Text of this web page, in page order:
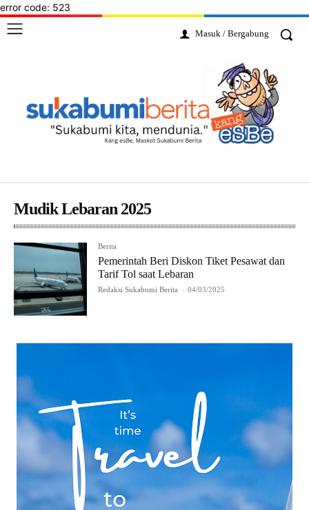
error code: 523
Masuk / Bergabung
Mudik Lebaran 2025
Berita
Pemerintah Beri Diskon Tiket Pesawat dan
Tarif Tol saat Lebaran
Redaksi Sukabumi Berita - 04/03/2025